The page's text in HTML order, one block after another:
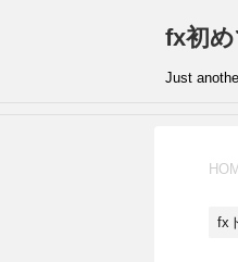
fx初
Just
fx